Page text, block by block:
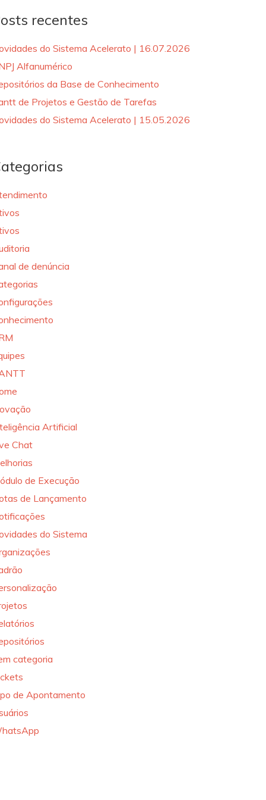
recentes
do Sistema Acelerato | 16.07.2026
Alfanumérico
da Base de Conhecimento
de Projetos e Gestão de Tarefas
do Sistema Acelerato | 15.05.2026
de denúncia
Artificial
Chat
de Execução
de Lançamento
do Sistema
categoria
de Apontamento